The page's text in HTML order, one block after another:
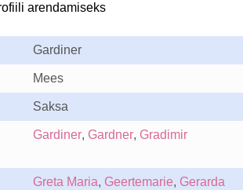
arendamiseks
Gardiner
Mees
Saksa
Gardiner, Gardner, Gradimir
Greta Maria, Geertemarie, Gerarda